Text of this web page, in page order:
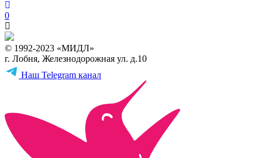
0
© 1992-2023 «МИДЛ»
г. Лобня, Железнодорожная ул. д.10
Наш Telegram канал